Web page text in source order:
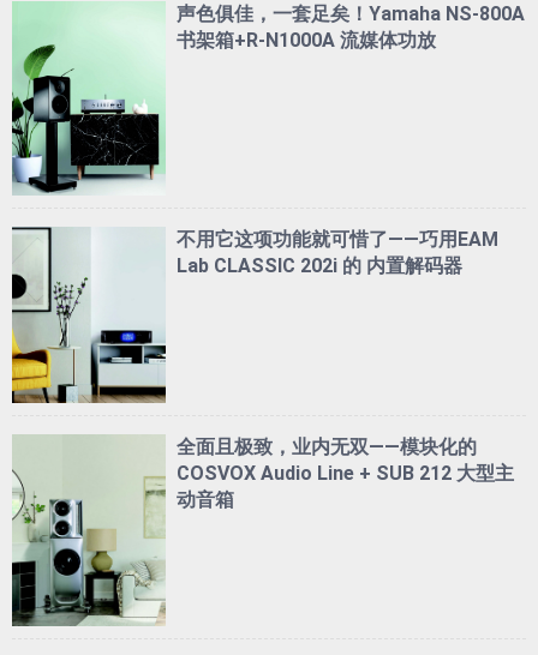
声色俱佳，一套足矣！Yamaha NS-800A
书架箱+R-N1000A 流媒体功放
不用它这项功能就可惜了——巧用EAM
Lab CLASSIC 202i 的 内置解码器
全面且极致，业内无双——模块化的
COSVOX Audio Line + SUB 212 大型主
动音箱